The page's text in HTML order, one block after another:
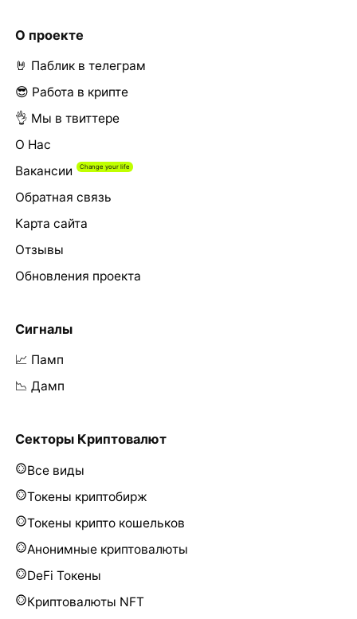
О проекте
🤘 Паблик в телеграм
😎 Работа в крипте
👌 Мы в твиттере
О Нас
Вакансии
Обратная связь
Карта сайта
Отзывы
Обновления проекта
Сигналы
📈 Памп
📉 Дамп
Секторы Криптовалют
Все виды
Токены криптобирж
Токены крипто кошельков
Анонимные криптовалюты
DeFi Токены
Криптовалюты NFT